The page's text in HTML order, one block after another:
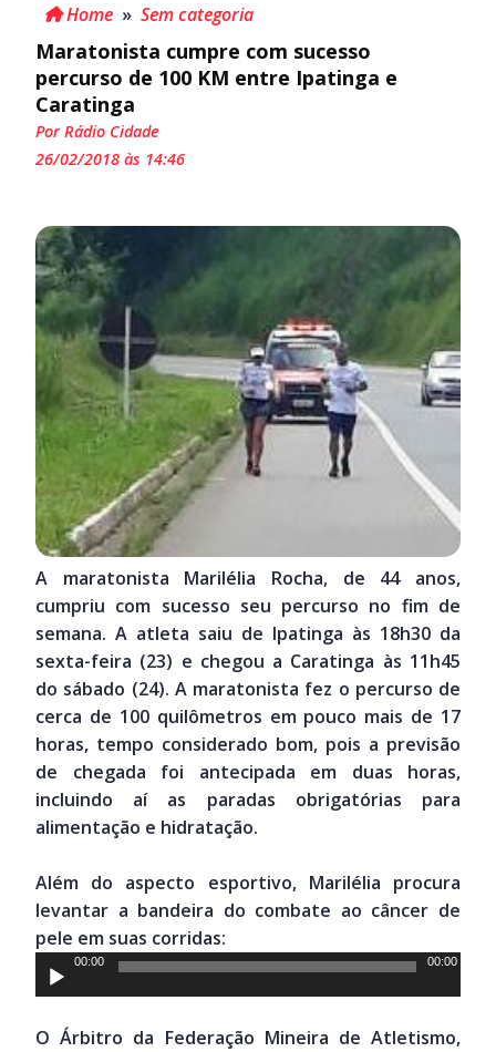
Home » Sem categoria
Maratonista cumpre com sucesso
percurso de 100 KM entre Ipatinga e
Caratinga
Por Rádio Cidade
26/02/2018 às 14:46
A maratonista Marilélia Rocha, de 44 anos,
cumpriu com sucesso seu percurso no fim de
semana. A atleta saiu de Ipatinga às 18h30 da
sexta-feira (23) e chegou a Caratinga às 11h45
do sábado (24). A maratonista fez o percurso de
cerca de 100 quilômetros em pouco mais de 17
horas, tempo considerado bom, pois a previsão
de chegada foi antecipada em duas horas,
incluindo aí as paradas obrigatórias para
alimentação e hidratação.
Além do aspecto esportivo, Marilélia procura
levantar a bandeira do combate ao câncer de
pele em suas corridas:
Tocador
de
00:00 00:00
O Árbitro da Federação Mineira de Atletismo,